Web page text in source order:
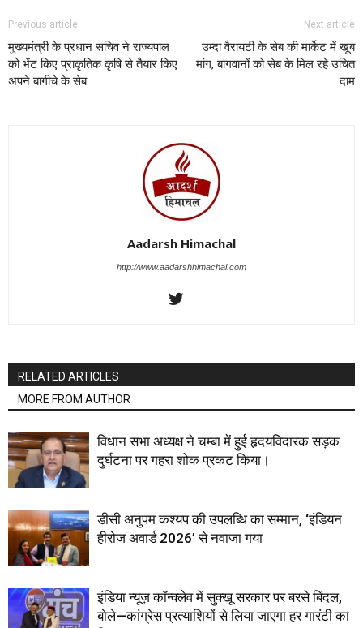
Previous article
मुख्यमंत्री के प्रधान सचिव ने राज्यपाल
को भेंट किए प्राकृतिक कृषि से तैयार किए
अपने बागीचे के सेब
Next article
उम्दा वैरायटी के सेब की मार्केट में खूब
मांग, बागवानों को सेब के मिल रहे उचित
दाम
Aadarsh Himachal
http://www.aadarshhimachal.com
RELATED ARTICLES
MORE FROM AUTHOR
विधान सभा अध्यक्ष ने चम्बा में हुई हृदयविदारक सड़क
दुर्घटना पर गहरा शोक प्रकट किया।
डीसी अनुपम कश्यप की उपलब्धि का सम्मान, ‘इंडियन
हीरोज अवार्ड 2026’ से नवाजा गया
इंडिया न्यूज़ कॉन्क्लेव में सुक्खू सरकार पर बरसे बिंदल,
बोले—कांग्रेस प्रत्याशियों से लिया जाएगा हर गारंटी का